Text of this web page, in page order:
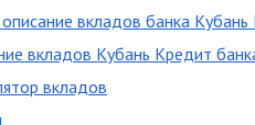
вкладов банка Кубань
вкладов Кубань Кредит
вкладов